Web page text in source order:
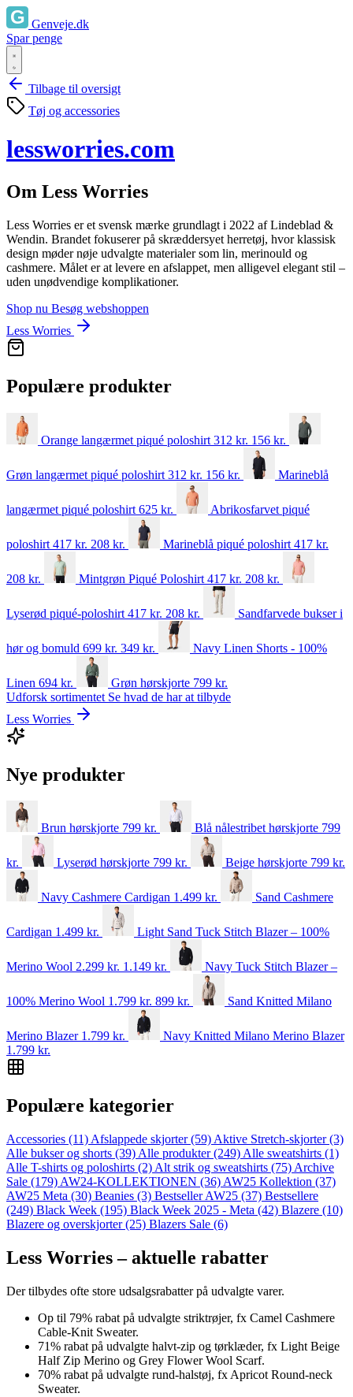
Genveje.dk
Spar penge
Tilbage til oversigt
Tøj og accessories
lessworries.com
Om Less Worries
Less Worries er et svensk mærke grundlagt i 2022 af Lindeblad &
Wendin. Brandet fokuserer på skræddersyet herretøj, hvor klassisk
design møder nøje udvalgte materialer som lin, merinould og
cashmere. Målet er at levere en afslappet, men alligevel elegant stil –
uden unødvendige komplikationer.
Shop nu Besøg webshoppen
Less Worries
Populære produkter
Orange langærmet piqué poloshirt 312 kr. 156 kr.
Grøn langærmet piqué poloshirt 312 kr. 156 kr. Marineblå
langærmet piqué poloshirt 625 kr. Abrikosfarvet piqué
poloshirt 417 kr. 208 kr. Marineblå piqué poloshirt 417 kr.
208 kr. Mintgrøn Piqué Poloshirt 417 kr. 208 kr.
Lyserød piqué-poloshirt 417 kr. 208 kr. Sandfarvede bukser i
hør og bomuld 699 kr. 349 kr. Navy Linen Shorts - 100%
Linen 694 kr. Grøn hørskjorte 799 kr.
Udforsk sortimentet Se hvad de har at tilbyde
Less Worries
Nye produkter
Brun hørskjorte 799 kr. Blå nålestribet hørskjorte 799
kr. Lyserød hørskjorte 799 kr. Beige hørskjorte 799 kr.
Navy Cashmere Cardigan 1.499 kr. Sand Cashmere
Cardigan 1.499 kr. Light Sand Tuck Stitch Blazer – 100%
Merino Wool 2.299 kr. 1.149 kr. Navy Tuck Stitch Blazer –
100% Merino Wool 1.799 kr. 899 kr. Sand Knitted Milano
Merino Blazer 1.799 kr.
Navy Knitted Milano Merino Blazer
1.799 kr.
Populære kategorier
Accessories (11) Afslappede skjorter(59) Aktive Stretch-skjorter(3)
Alle bukser og shorts (39) Alle produkter(249) Alle sweatshirts (1)
Alle T-shirts og poloshirts (2) Alt strik og sweatshirts (75) Archive
Sale (179) AW24-KOLLEKTIONEN (36) AW25 Kollektion (37)
AW25 Meta (30) Beanies (3) Bestseller AW25 (37) Bestsellere
(249) Black Week (195) Black Week 2025 - Meta (42) Blazere (10)
Blazere og overskjorter(25) Blazers Sale (6)
Less Worries – aktuelle rabatter
Der tilbydes ofte store udsalgsrabatter på udvalgte varer.
Op til 79% rabat på udvalgte striktrøjer, fx Camel Cashmere
Cable‑Knit Sweater.
71% rabat på udvalgte halvt‑zip og tørklæder, fx Light Beige
Half Zip Merino og Grey Flower Wool Scarf.
70% rabat på udvalgte rund‑halstøj, fx Apricot Round‑neck
Sweater.